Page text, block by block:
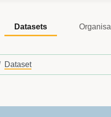
Datasets
Dataset